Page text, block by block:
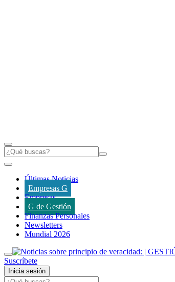
Últimas Noticias
Empresas G
Empresas
G de Gestión
Finanzas Personales
Newsletters
Mundial 2026
Suscríbete
Inicia sesión